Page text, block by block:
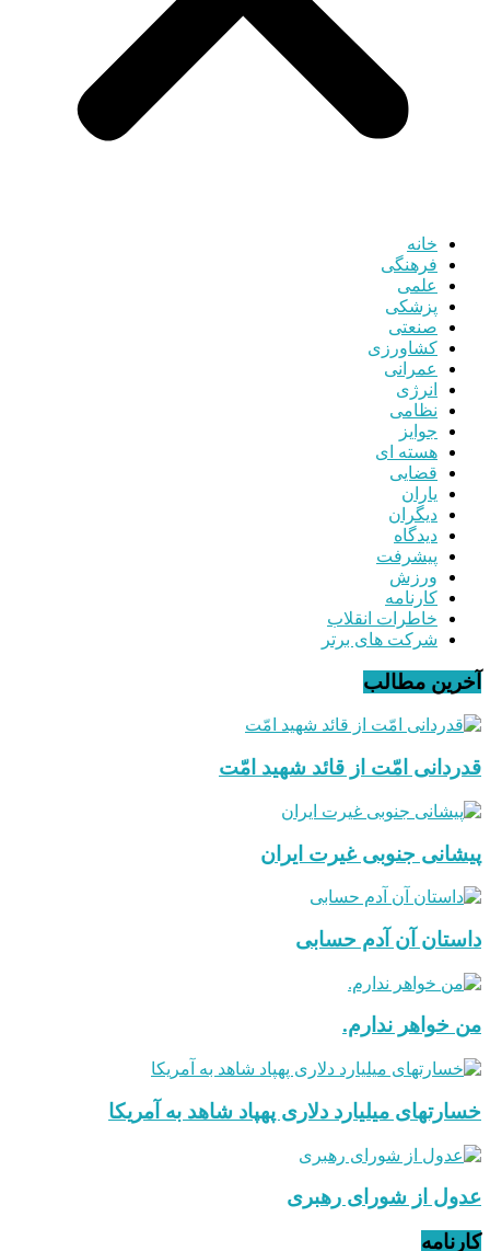
خانه
فرهنگی
علمی
پزشکی
صنعتی
کشاورزی
عمرانی
انرژی
نظامی
جوایز
هسته ای
قضایی
یاران
دیگران
دیدگاه
پیشرفت
ورزش
کارنامه
خاطرات انقلاب
شرکت های برتر
آخرین مطالب
قدردانی امّت از قائد شهید امّت
پیشانی جنوبی غیرت ایران
داستان آن آدم حسابی
من خواهر ندارم.
خسارتهای میلیارد دلاری پهپاد شاهد به آمریکا
عدول از شورای رهبری
کارنامه